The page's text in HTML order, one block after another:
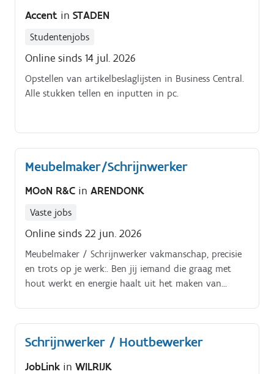
Accent in STADEN
Studentenjobs
Online sinds 14 jul. 2026
Opstellen van artikelbeslaglijsten in Business Central.
Alle stukken tellen en inputten in pc.
Meubelmaker/Schrijnwerker
MOoN R&C in ARENDONK
Vaste jobs
Online sinds 22 jun. 2026
Meubelmaker / Schrijnwerker vakmanschap, precisie
en trots op je werk:. Ben jij iemand die graag met
hout werkt en energie haalt uit het maken van
Schrijnwerker / Houtbewerker
JobLink in WILRIJK